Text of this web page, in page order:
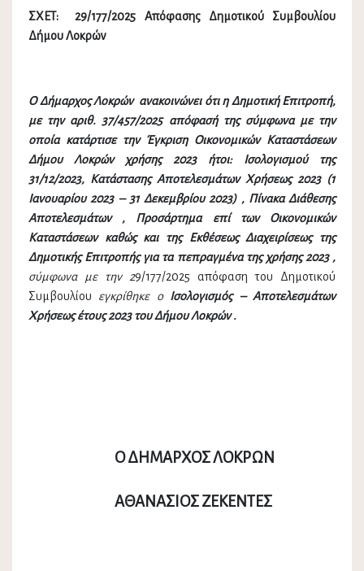
ΣΧΕΤ: 29/177/2025 Απόφασης Δημοτικού Συμβουλίου
Δήμου Λοκρών
Ο Δήμαρχος Λοκρών ανακοινώνει ότι η Δημοτική Επιτροπή,
με την αριθ. 37/457/2025 απόφασή της σύμφωνα με την
οποία κατάρτισε την Έγκριση Οικονομικών Καταστάσεων
Δήμου Λοκρών χρήσης 2023 ήτοι: Ισολογισμού της
31/12/2023, Κατάστασης Αποτελεσμάτων Χρήσεως 2023 (1
Ιανουαρίου 2023 – 31 Δεκεμβρίου 2023) , Πίνακα Διάθεσης
Αποτελεσμάτων , Προσάρτημα επί των Οικονομικών
Καταστάσεων καθώς και της Εκθέσεως Διαχειρίσεως της
Δημοτικής Επιτροπής για τα πεπραγμένα της χρήσης 2023 ,
σύμφωνα με την 29/177/2025 απόφαση του Δημοτικού
Συμβουλίου εγκρίθηκε ο Ισολογισμός – Αποτελεσμάτων
Χρήσεως έτους 2023 του Δήμου Λοκρών .
Ο ΔΗΜΑΡΧΟΣ ΛΟΚΡΩΝ
ΑΘΑΝΑΣΙΟΣ ΖΕΚΕΝΤΕΣ